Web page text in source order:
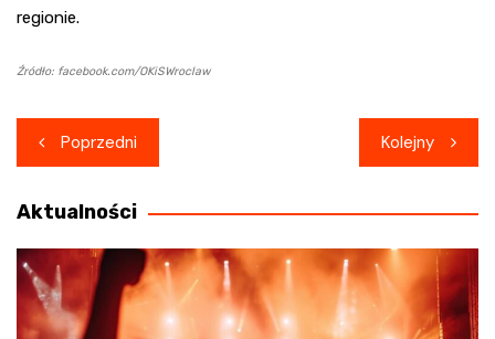
regionie.
Źródło: facebook.com/OKiSWroclaw
Nawigacja
wpisu
Poprzedni Kolejny
Aktualności